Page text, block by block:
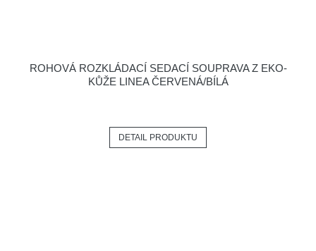
ROHOVÁ ROZKLÁDACÍ SEDACÍ SOUPRAVA Z EKO-
KŮŽE LINEA ČERVENÁ/BÍLÁ
DETAIL PRODUKTU